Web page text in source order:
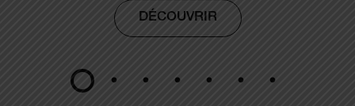
DÉCOUVRIR